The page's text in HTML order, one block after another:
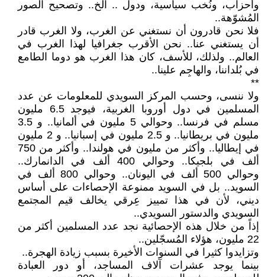
وأحزاب، ونُخب سياسية، ودول .. الخ.. وتصحيح الصور
المُشوّهة..
فلا نحن قادرون أن نستغني عن الغرب، ولا الغرب قادر
أن يستغني عنا.. نحن الأقرب جغرافيا لهذا الغرب في
العالم.. ولذلك، للأسف، كان هذا الغرب هو دوما الطامع
في بُلداننا، والهاجِم علينا..
**
ولا ننسى، وحسب المركز السويدي للمعلومات عن عدد
المسلمين في دول أوروبا الغربية، فيوجد 6.5 مليون
مسلم في فرنسا.. وحوالي 5 مليون في ألمانيا.. و 3.5
مليون في بريطانيا.. و 2.5 مليون في إسبانيا.. و 2 مليون
في إيطاليا.. وأكثر من مليون في هولندا.. وأكثر من 750
ألف في بلجيكا.. وحوالي 400 ألف في الدانمارك..
وحوالي 500 ألف في اليونان.. وحوالي 800 ألف في
السويد.. بل في السويد ممنوعة الإحصاءات على أساس
ديني، لأن في هذا تمييز عِرقي يخالف قيم المجتمع
السويدي والدستور السويدي..
إذاً من خلال هذه الإحصائية نجد عدد المسلمين أكثر من
22 مليون، هؤلاء المُسجّلين..
وتزايدوا كثيرا في السنوات الأخيرة بسبب زيادة الهجرة..
بينما يوجد عشرات آلاف المساجد، أو دور العبادة